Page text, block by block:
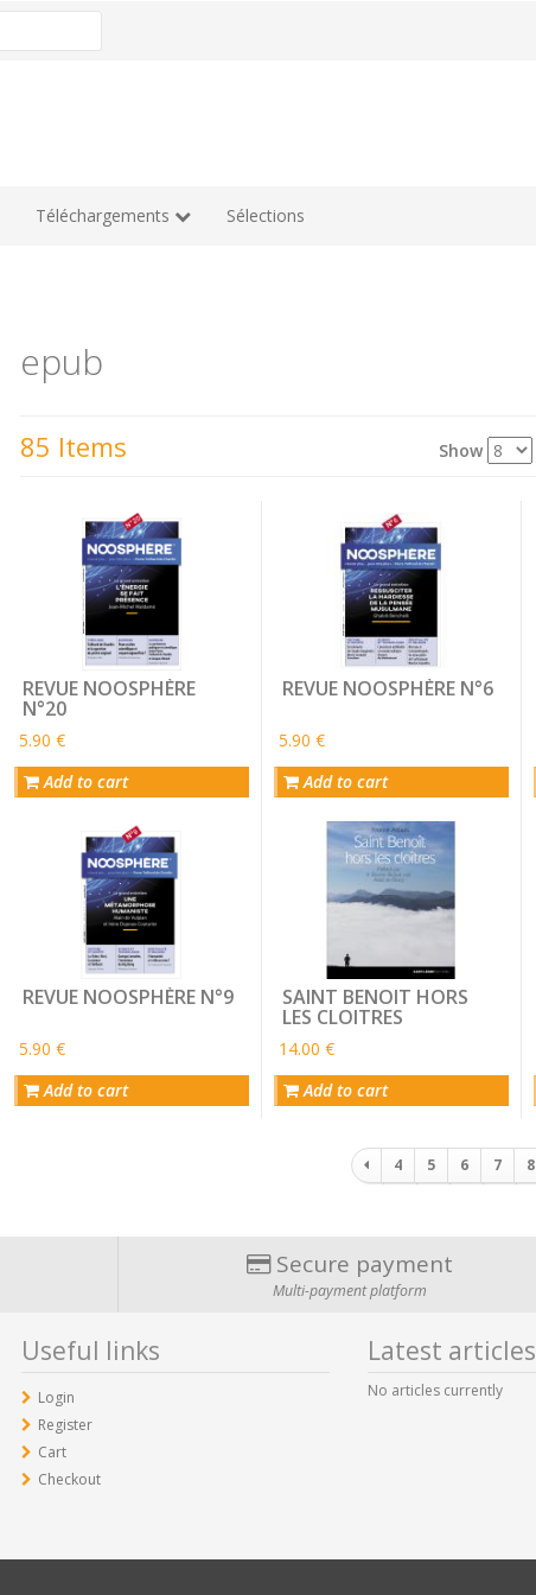
Téléchargements Sélections
epub
85 Items Show
REVUE NOOSPHÈRE
N°20
5.90 €
Add to cart
REVUE NOOSPHÈRE N°6
5.90 €
Add to cart
REVUE NOOSPHÈRE N°9
5.90 €
Add to cart
SAINT BENOIT HORS
LES CLOITRES
14.00 €
Add to cart
Pagination
4 5 6 7 8
Secure payment
Multi-payment platform
Useful links
Login
Register
Cart
Checkout
Latest articles
No articles currently